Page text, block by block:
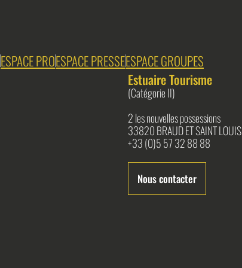
ESPACE PROESPACE PRESSEESPACE GROUPES
Estuaire Tourisme
(Catégorie II)
2 les nouvelles possessions
33820 BRAUD ET SAINT LOUIS
+33 (0)5 57 32 88 88
Nous contacter